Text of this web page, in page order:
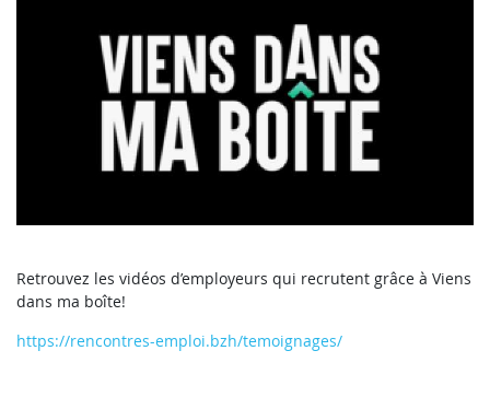
Retrouvez les vidéos d’employeurs qui recrutent grâce à Viens
dans ma boîte!
https://rencontres-emploi.bzh/temoignages/